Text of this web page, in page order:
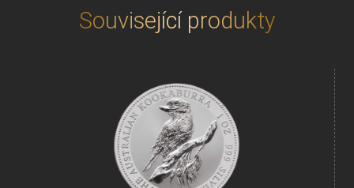
Související produkty